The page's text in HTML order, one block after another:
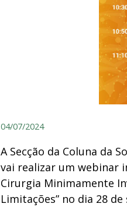
04/07/2024
A Secção da Coluna da
vai realizar um webinar
Cirurgia Minimamente
Limitações” no dia 28